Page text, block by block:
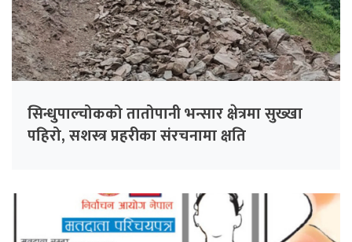
सिन्धुपाल्चोकको तातोपानी भन्सार क्षेत्रमा सुख्खा
पहिरो, सशस्त्र प्रहरीका संरचनामा क्षति